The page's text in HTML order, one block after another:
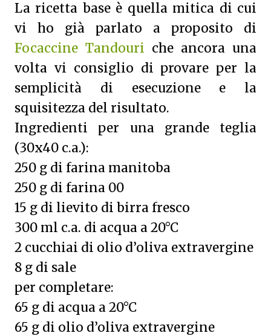
La ricetta base è quella mitica di cui
vi ho già parlato a proposito di
Focaccine Tandouri che ancora una
volta vi consiglio di provare per la
semplicità di esecuzione e la
squisitezza del risultato.
Ingredienti per una grande teglia
(30x40 c.a.):
250 g di farina manitoba
250 g di farina 00
15 g di lievito di birra fresco
300 ml c.a. di acqua a 20°C
2 cucchiai di olio d’oliva extravergine
8 g di sale
per completare:
65 g di acqua a 20°C
65 g di olio d’oliva extravergine